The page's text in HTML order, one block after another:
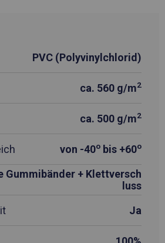
PVC (Polyvinylchlorid)
ca. 560 g/m2
ca. 500 g/m2
von -40o bis +60o
Gummibänder + Klettversch
luss
Ja